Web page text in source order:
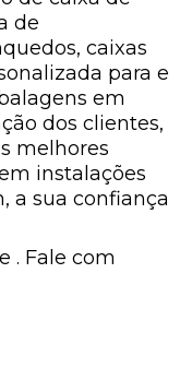
de
caixas
para e
em
dos clientes,
melhores
instalações
a sua confiança
. Fale com